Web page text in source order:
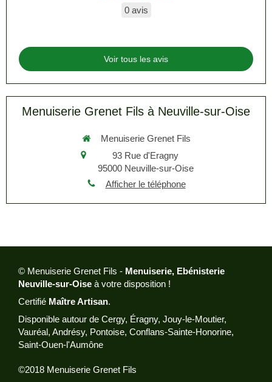
0 avis
Voir tous les avis
Menuiserie Grenet Fils à Neuville-sur-Oise
Menuiserie Grenet Fils
93 Rue d'Eragny
95000 Neuville-sur-Oise
Afficher le téléphone
© Menuiserie Grenet Fils - Menuiserie, Ebénisterie
Neuville-sur-Oise à votre disposition !
Certifié Maître Artisan.
Disponible autour de Cergy, Éragny, Jouy-le-Moutier,
Vauréal, Andrésy, Pontoise, Conflans-Sainte-Honorine,
Saint-Ouen-l'Aumône
©2018 Menuiserie Grenet Fils